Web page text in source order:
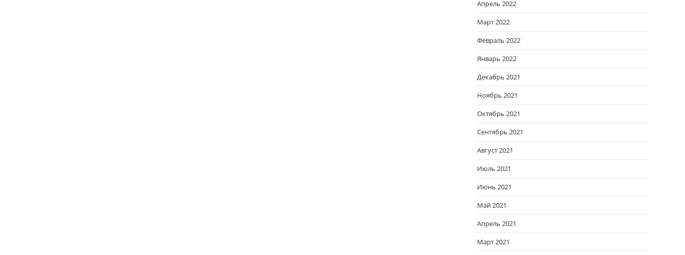
Апрель 2022
Март 2022
Февраль 2022
Январь 2022
Декабрь 2021
Ноябрь 2021
Октябрь 2021
Сентябрь 2021
Август 2021
Июль 2021
Июнь 2021
Май 2021
Апрель 2021
Март 2021